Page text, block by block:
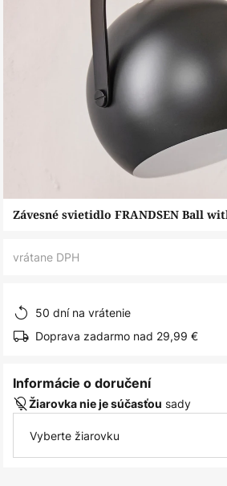
Preskočiť
Závesné svietidlo FRANDSEN Ball
vrátane DPH
50 dní na vrátenie
Doprava zadarmo nad 29,99 €
Informácie o doručení
Žiarovka nie je súčasťou sady
Vyberte žiarovku